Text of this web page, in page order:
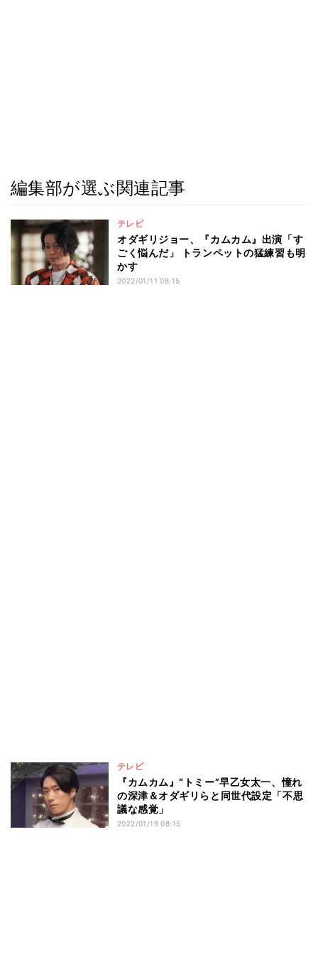
編集部が選ぶ関連記事
テレビ
オダギリジョー、『カムカム』出演「す
ごく悩んだ」 トランペットの猛練習も明
かす
2022/01/11 08:15
テレビ
『カムカム』“トミー”早乙女太一、憧れ
の深津＆オダギリらと同世代設定「不思
議な感覚」
2022/01/19 08:15